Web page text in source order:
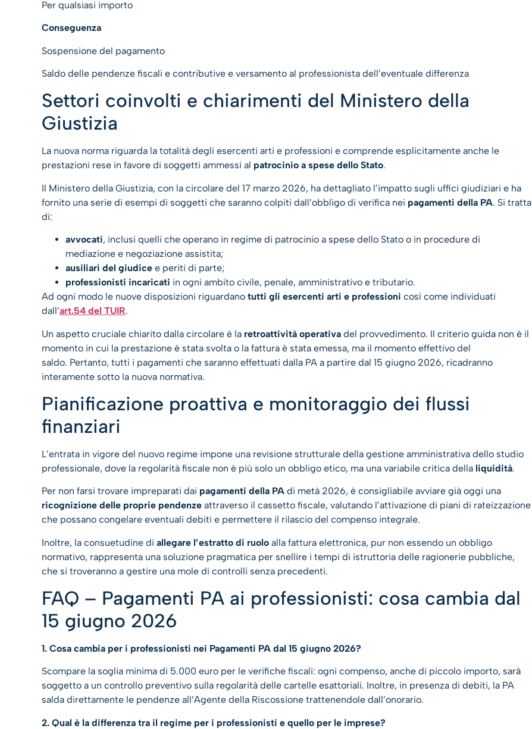
Per qualsiasi importo
Conseguenza
Sospensione del pagamento
Saldo delle pendenze fiscali e contributive e versamento al professionista dell’eventuale differenza
Settori coinvolti e chiarimenti del Ministero della
Giustizia
La nuova norma riguarda la totalità degli esercenti arti e professioni e comprende esplicitamente anche le
prestazioni rese in favore di soggetti ammessi al patrocinio a spese dello Stato.
Il Ministero della Giustizia, con la circolare del 17 marzo 2026, ha dettagliato l’impatto sugli uffici giudiziari e ha
fornito una serie di esempi di soggetti che saranno colpiti dall’obbligo di verifica nei pagamenti della PA. Si tratta
di:
avvocati, inclusi quelli che operano in regime di patrocinio a spese dello Stato o in procedure di
mediazione e negoziazione assistita;
ausiliari del giudice e periti di parte;
professionisti incaricati in ogni ambito civile, penale, amministrativo e tributario.
Ad ogni modo le nuove disposizioni riguardano tutti gli esercenti arti e professioni così come individuati
dall’art.54 del TUIR.
Un aspetto cruciale chiarito dalla circolare è la retroattività operativa del provvedimento. Il criterio guida non è il
momento in cui la prestazione è stata svolta o la fattura è stata emessa, ma il momento effettivo del
saldo. Pertanto, tutti i pagamenti che saranno effettuati dalla PA a partire dal 15 giugno 2026, ricadranno
interamente sotto la nuova normativa.
Pianificazione proattiva e monitoraggio dei flussi
finanziari
L’entrata in vigore del nuovo regime impone una revisione strutturale della gestione amministrativa dello studio
professionale, dove la regolarità fiscale non è più solo un obbligo etico, ma una variabile critica della liquidità.
Per non farsi trovare impreparati dai pagamenti della PA di metà 2026, è consigliabile avviare già oggi una
ricognizione delle proprie pendenze attraverso il cassetto fiscale, valutando l’attivazione di piani di rateizzazione
che possano congelare eventuali debiti e permettere il rilascio del compenso integrale.
Inoltre, la consuetudine di allegare l’estratto di ruolo alla fattura elettronica, pur non essendo un obbligo
normativo, rappresenta una soluzione pragmatica per snellire i tempi di istruttoria delle ragionerie pubbliche,
che si troveranno a gestire una mole di controlli senza precedenti.
FAQ – Pagamenti PA ai professionisti: cosa cambia dal
15 giugno 2026
1. Cosa cambia per i professionisti nei Pagamenti PA dal 15 giugno 2026?
Scompare la soglia minima di 5.000 euro per le verifiche fiscali: ogni compenso, anche di piccolo importo, sarà
soggetto a un controllo preventivo sulla regolarità delle cartelle esattoriali. Inoltre, in presenza di debiti, la PA
salda direttamente le pendenze all’Agente della Riscossione trattenendole dall’onorario.
2. Qual è la differenza tra il regime per i professionisti e quello per le imprese?